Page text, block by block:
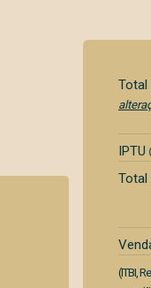
Total
IPTU
Total
(ITBI,